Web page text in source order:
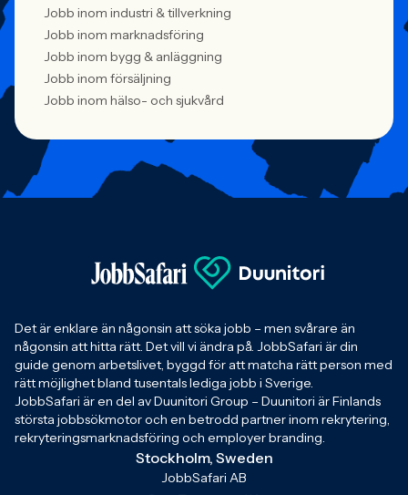
Jobb inom industri & tillverkning
Jobb inom marknadsföring
Jobb inom bygg & anläggning
Jobb inom försäljning
Jobb inom hälso- och sjukvård
Det är enklare än någonsin att söka jobb – men svårare än
någonsin att hitta rätt. Det vill vi ändra på. JobbSafari är din
guide genom arbetslivet, byggd för att matcha rätt person med
rätt möjlighet bland tusentals lediga jobb i Sverige.
JobbSafari är en del av Duunitori Group – Duunitori är Finlands
största jobbsökmotor och en betrodd partner inom rekrytering,
rekryteringsmarknadsföring och employer branding.
Stockholm, Sweden
JobbSafari AB